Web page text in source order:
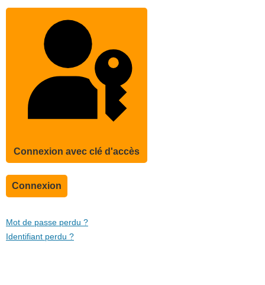
Connexion avec clé d'accès
Connexion
Mot de passe perdu ?
Identifiant perdu ?